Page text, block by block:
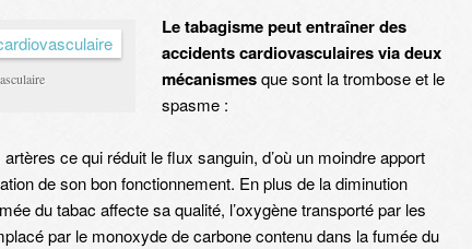
Le tabagisme peut entraîner des
accidents cardiovasculaires via deux
mécanismesque sont la trombose et le
spasme :
ce qui réduit le flux sanguin, d’où un moindre apport
de son bon fonctionnement. En plus de la diminution
du tabac affecte sa qualité, l’oxygène transporté par les
par le monoxyde de carbone contenu dans la fumée du